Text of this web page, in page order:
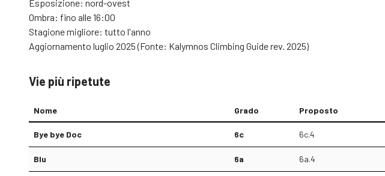
Esposizione: nord-ovest
Ombra: fino alle 16:00
Stagione migliore: tutto l'anno
Aggiornamento luglio 2025 (Fonte: Kalymnos Climbing Guide rev. 2025)
Vie più ripetute
Nome Grado Proposto
Bye bye Doc 6c 6c.4
Blu 6a 6a.4